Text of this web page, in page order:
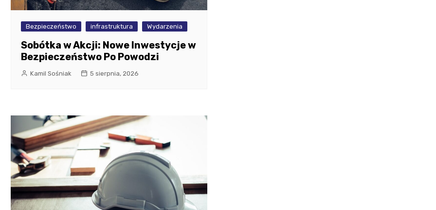
Bezpieczeństwo infrastruktura Wydarzenia
Sobótka w Akcji: Nowe Inwestycje w
Bezpieczeństwo Po Powodzi
Kamil Sośniak 5 sierpnia, 2026